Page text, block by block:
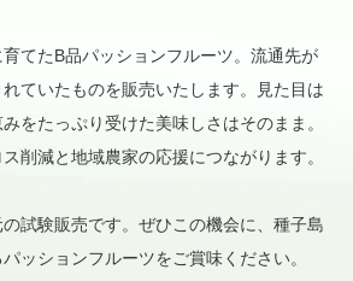
てたB品パッションフルーツ。流通先が
ていたものを販売いたします。見た目は
をたっぷり受けた美味しさはそのまま。
削減と地域農家の応援につながります。
試験販売です。ぜひこの機会に、種子島
ッションフルーツをご賞味ください。